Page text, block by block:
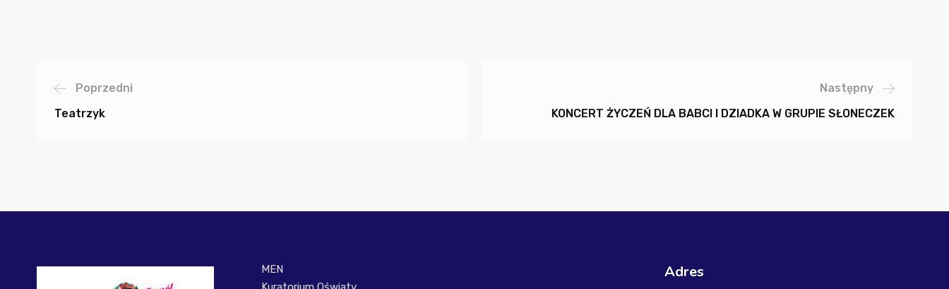
Poprzedni
Teatrzyk
Następny
KONCERT ŻYCZEŃ DLA BABCI I DZIADKA W GRUPIE SŁONECZEK
MEN
Adres